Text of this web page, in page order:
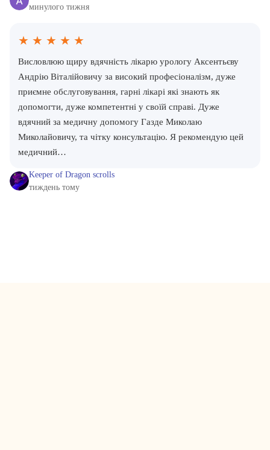
минулого тижня
★ ★ ★ ★ ★
Висловлюю щиру вдячність лікарю урологу Аксентьєву
Андрію Віталійовичу за високий професіоналізм, дуже
приємне обслуговування, гарні лікарі які знають як
допомогти, дуже компетентні у своїй справі. Дуже
вдячний за медичну допомогу Газде Миколаю
Миколайовичу, та чітку консультацію. Я рекомендую цей
медичний…
Keeper of Dragon scrolls
тиждень тому